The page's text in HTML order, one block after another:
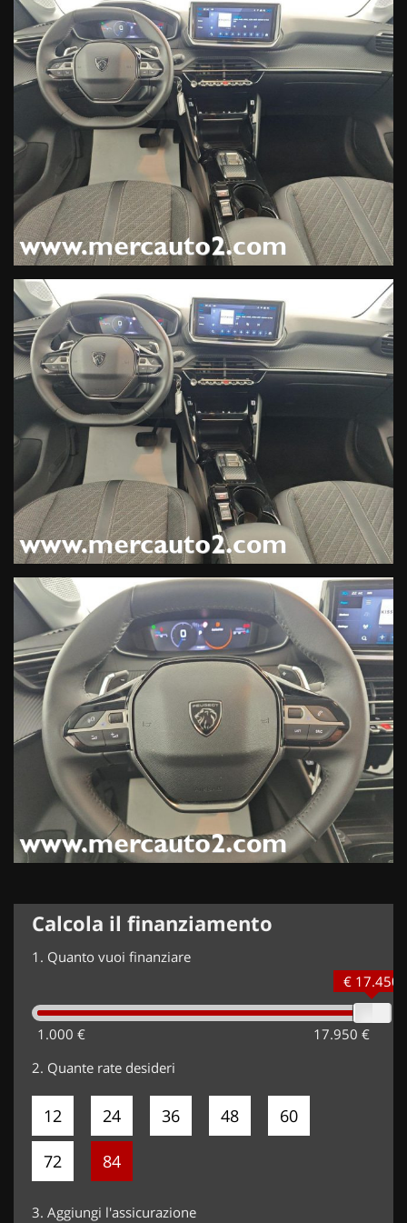
Calcola il finanziamento
1. Quanto vuoi finanziare
1.000 € 17.950 €
€ 17.450
2. Quante rate desideri
12 24 36 48 60
72 84
3. Aggiungi l'assicurazione